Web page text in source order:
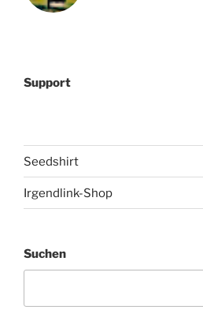
Support
Seedshirt
Irgendlink-Shop
Suchen